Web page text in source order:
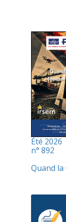
Été 2026
n° 892
Quand la